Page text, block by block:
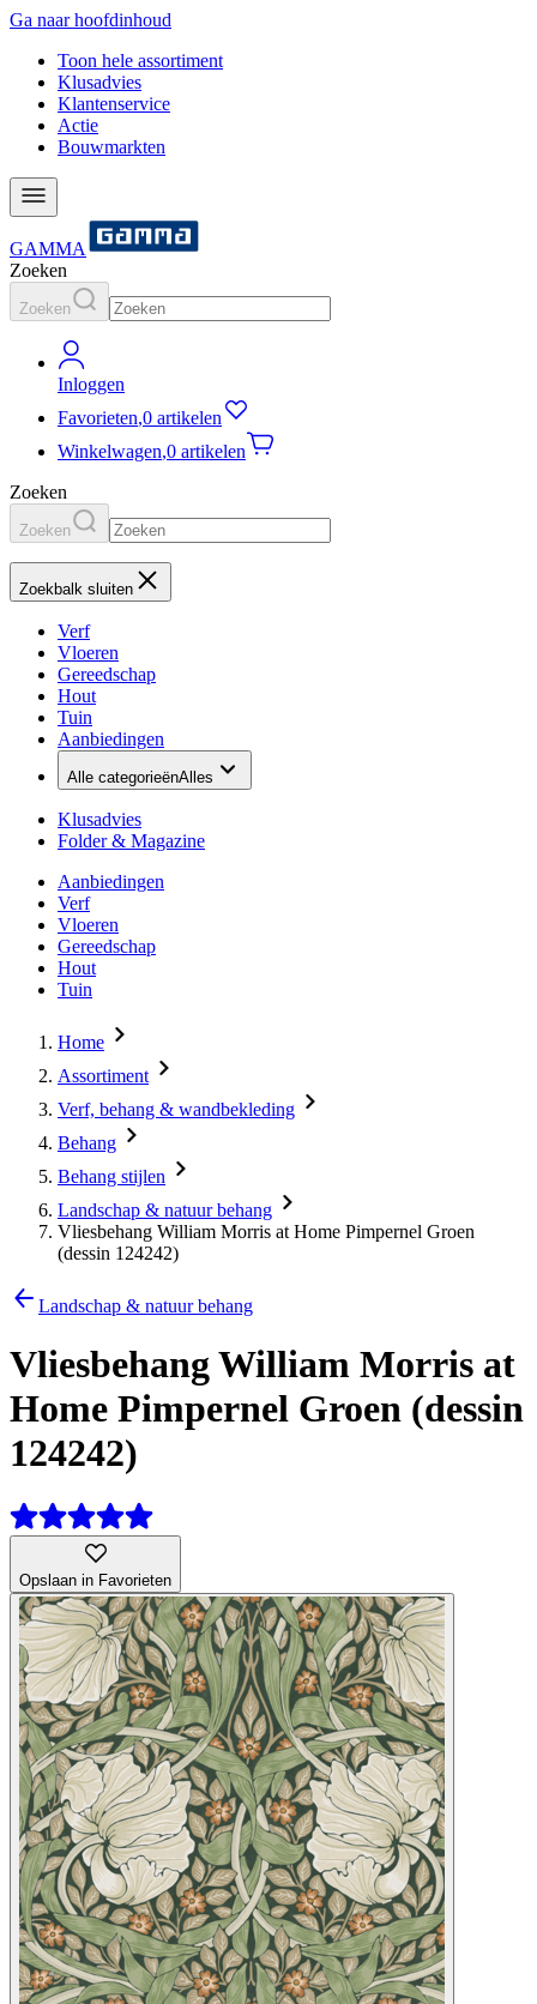
Ga naar hoofdinhoud
Toon hele assortiment
Klusadvies
Klantenservice
Actie
Bouwmarkten
GAMMA
Zoeken
Zoeken
Inloggen
Favorieten,0 artikelen
Winkelwagen,0 artikelen
Zoeken
Zoeken
Zoekbalk sluiten
Verf
Vloeren
Gereedschap
Hout
Tuin
Aanbiedingen
Alle categorieënAlles
Klusadvies
Folder & Magazine
Aanbiedingen
Verf
Vloeren
Gereedschap
Hout
Tuin
Home
Assortiment
Verf, behang & wandbekleding
Behang
Behang stijlen
Landschap & natuur behang
Vliesbehang William Morris at Home Pimpernel Groen
(dessin 124242)
Landschap & natuur behang
Vliesbehang William Morris at
Home Pimpernel Groen (dessin
124242)
Opslaan in Favorieten